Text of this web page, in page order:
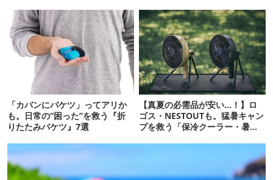
「カバンにバケツ」ってアリか
も。日常の“困った”を救う『折
りたたみバケツ』7選
【真夏の必需品が安い…！】ロ
ゴス・NESTOUTも。猛暑キャン
プを救う「保冷クーラー・暑さ